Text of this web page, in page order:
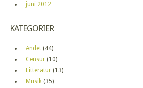
juni 2012
KATEGORIER
Andet (44)
Censur (10)
Litteratur (13)
Musik (35)